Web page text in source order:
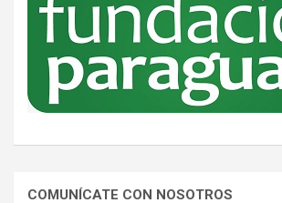
COMUNÍCATE CON NOSOTROS